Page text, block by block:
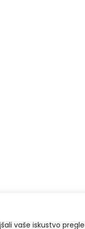
vaše iskustvo